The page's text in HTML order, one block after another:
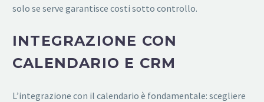
solo se serve garantisce costi sotto controllo.
INTEGRAZIONE CON
CALENDARIO E CRM
L’integrazione con il calendario è fondamentale: scegliere